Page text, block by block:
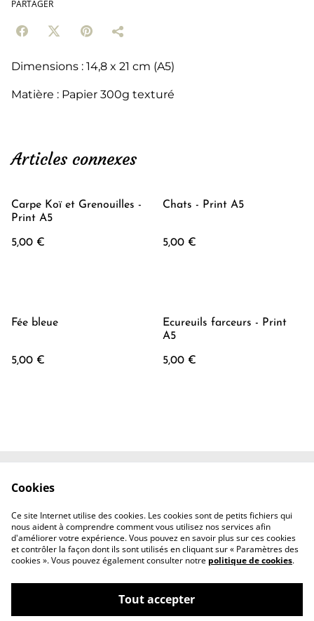
PARTAGER
Dimensions : 14,8 x 21 cm (A5)
Matière : Papier 300g texturé
Articles connexes
Carpe Koï et Grenouilles -
Print A5
5,00 €
Chats - Print A5
5,00 €
Fée bleue
5,00 €
Ecureuils farceurs - Print
A5
5,00 €
confidentialité
Cookies
Ce site Internet utilise des cookies. Les cookies sont de petits fichiers qui
nous aident à comprendre comment vous utilisez nos services afin
d'améliorer votre expérience. Vous pouvez en savoir plus sur ces cookies
et contrôler la façon dont ils sont utilisés en cliquant sur « Paramètres des
cookies ». Vous pouvez également consulter notre politique de cookies.
Tout accepter